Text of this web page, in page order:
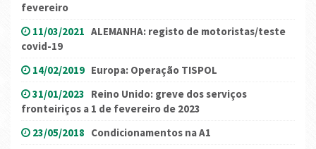
fevereiro
11/03/2021 ALEMANHA: registo de motoristas/teste
covid-19
14/02/2019 Europa: Operação TISPOL
31/01/2023 Reino Unido: greve dos serviços
fronteiriços a 1 de fevereiro de 2023
23/05/2018 Condicionamentos na A1